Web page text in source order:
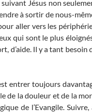
Jésus non
à sortir de nous-
aller vers les
qui sont le plus
d’aide. Il y a tant
entrer toujours
de la douleur et de la
de l’Evangile.